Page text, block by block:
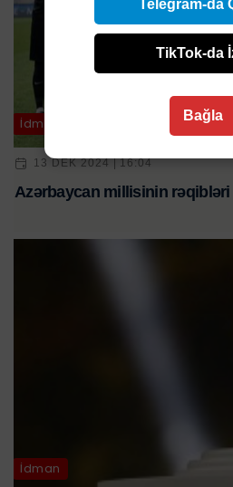
İdman
13 DEK 2024 | 16:04
Azərbaycan millisinin rəqibləri
İdman
Telegram-da
TikTok-da
Bağla